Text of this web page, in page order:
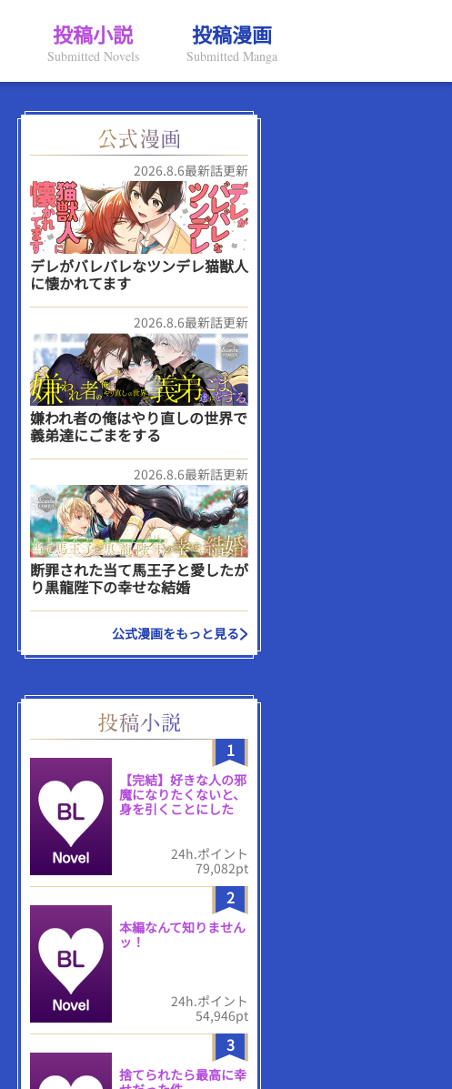
投稿小説
Submitted Novels
投稿漫画
Submitted Manga
2026.8.6最新話更新
デレがバレバレなツンデレ猫獣人
に懐かれてます
2026.8.6最新話更新
嫌われ者の俺はやり直しの世界で
義弟達にごまをする
2026.8.6最新話更新
断罪された当て馬王子と愛したが
り黒龍陛下の幸せな結婚
公式漫画をもっと見る
1
【完結】好きな人の邪
魔になりたくないと、
身を引くことにした
24h.ポイント
79,082pt
2
本編なんて知りません
ッ！
24h.ポイント
54,946pt
3
捨てられたら最高に幸